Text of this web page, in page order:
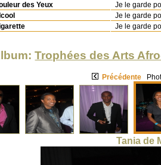
des Yeux
Je le garde
Je le garde
Je le garde
Trophées des Arts
Précédente
Tania de